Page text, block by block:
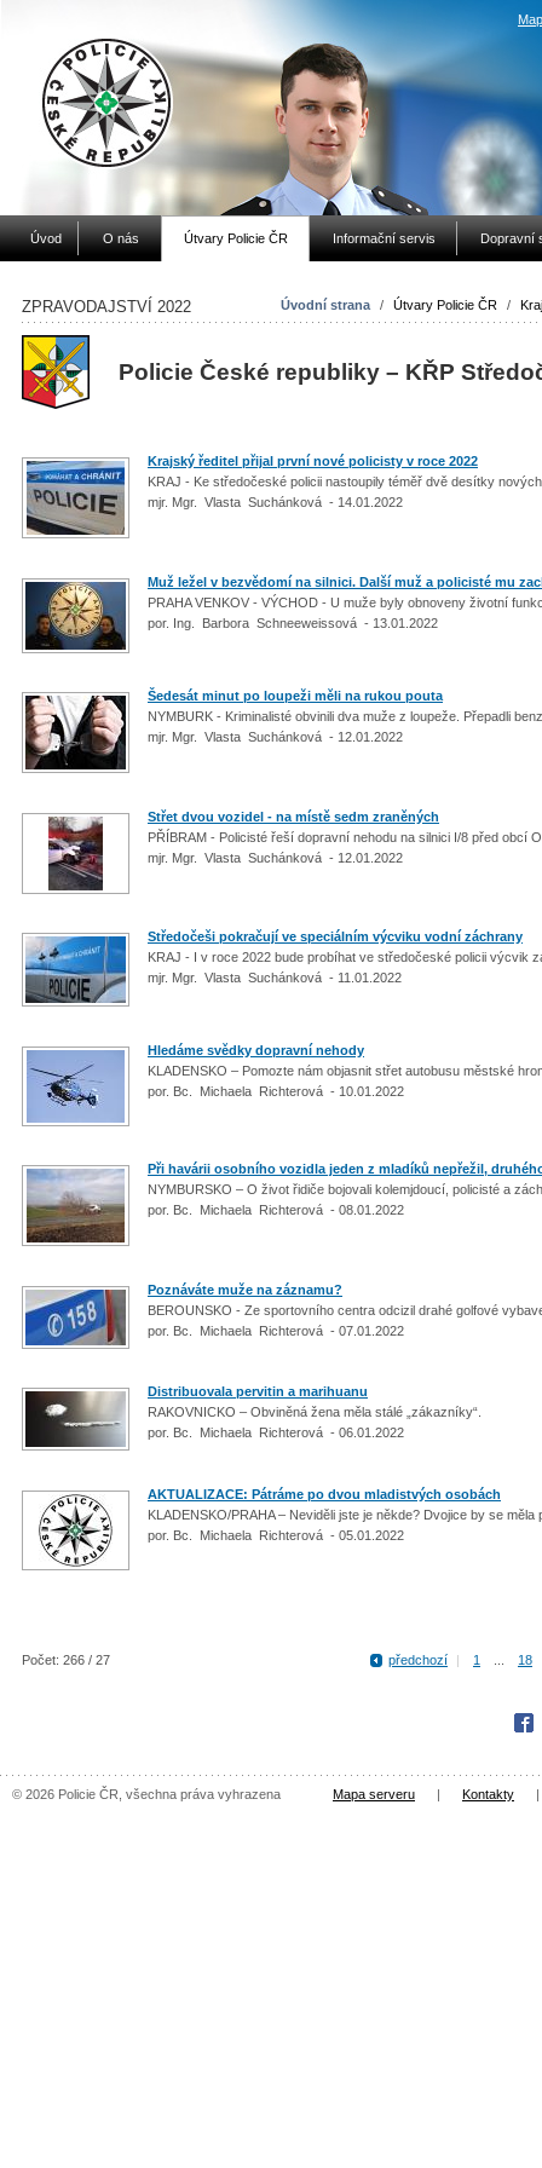
Úvod O nás Útvary Policie ČR Informační servis Dopravní
Úvodní strana / Útvary Policie ČR /
ZPRAVODAJSTVÍ 2022
Policie České republiky – KŘP
Krajský ředitel přijal první nové policisty v roce 2022
KRAJ - Ke středočeské policii nastoupily téměř dvě desítky
mjr. Mgr. Vlasta Suchánková - 14.01.2022
Muž ležel v bezvědomí na silnici. Další muž a policisté mu
PRAHA VENKOV - VÝCHOD - U muže byly obnoveny životní
por. Ing. Barbora Schneeweissová - 13.01.2022
Šedesát minut po loupeži měli na rukou pouta
NYMBURK - Kriminalisté obvinili dva muže z loupeže. Přepadli
mjr. Mgr. Vlasta Suchánková - 12.01.2022
Střet dvou vozidel - na místě sedm zraněných
PŘÍBRAM - Policisté řeší dopravní nehodu na silnici I/8 před obcí
mjr. Mgr. Vlasta Suchánková - 12.01.2022
Středočeši pokračují ve speciálním výcviku vodní záchrany
KRAJ - I v roce 2022 bude probíhat ve středočeské policii výcvik
mjr. Mgr. Vlasta Suchánková - 11.01.2022
Hledáme svědky dopravní nehody
KLADENSKO – Pomozte nám objasnit střet autobusu městské
por. Bc. Michaela Richterová - 10.01.2022
Při havárii osobního vozidla jeden z mladíků nepřežil,
NYMBURSKO – O život řidiče bojovali kolemjdoucí, policisté a
por. Bc. Michaela Richterová - 08.01.2022
Poznáváte muže na záznamu?
BEROUNSKO - Ze sportovního centra odcizil drahé golfové
por. Bc. Michaela Richterová - 07.01.2022
Distribuovala pervitin a marihuanu
RAKOVNICKO – Obviněná žena měla stálé „zákazníky“.
por. Bc. Michaela Richterová - 06.01.2022
AKTUALIZACE: Pátráme po dvou mladistvých osobách
KLADENSKO/PRAHA – Neviděli jste je někde? Dvojice by se
por. Bc. Michaela Richterová - 05.01.2022
Počet: 266 / 27 předchozí | 1 18
© 2026 Policie ČR, všechna práva vyhrazena Mapa serveru | Kontakty |